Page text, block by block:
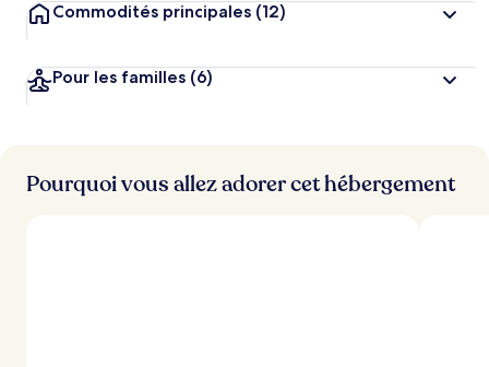
Commodités principales (12)
Pour les familles (6)
Pourquoi vous allez adorer cet hébergement